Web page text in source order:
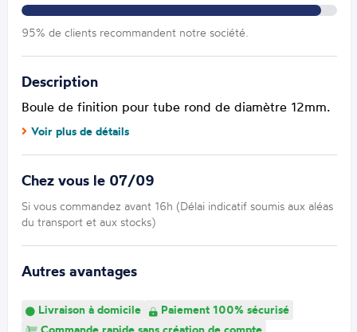
95% de clients recommandent notre société.
Description
Boule de finition pour tube rond de diamètre 12mm.
Voir plus de détails
Chez vous le 07/09
Si vous commandez avant 16h (Délai indicatif soumis aux aléas
du transport et aux stocks)
Autres avantages
Livraison à domicile
Paiement 100% sécurisé